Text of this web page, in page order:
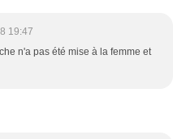
19:47
n'a pas été mise à la femme et